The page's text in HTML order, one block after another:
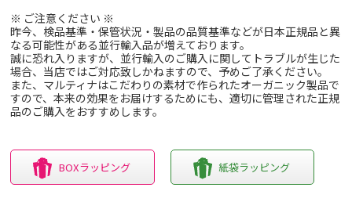
※ ご注意ください ※
昨今、検品基準・保管状況・製品の品質基準などが日本正規品と異
なる可能性がある並行輸入品が増えております。
誠に恐れ入りますが、並行輸入のご購入に関してトラブルが生じた
場合、当店ではご対応致しかねますので、予めご了承ください。
また、マルティナはこだわりの素材で作られたオーガニック製品で
すので、本来の効果をお届けするためにも、適切に管理された正規
品のご購入をおすすめします。
BOXラッピング 紙袋ラッピング